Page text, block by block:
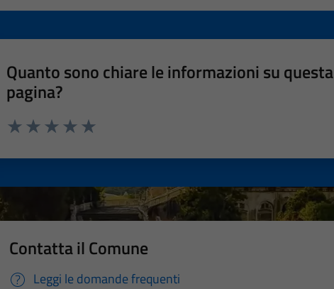
Quanto sono chiare le informazioni su questa
pagina?
Contatta il Comune
Leggi le domande frequenti